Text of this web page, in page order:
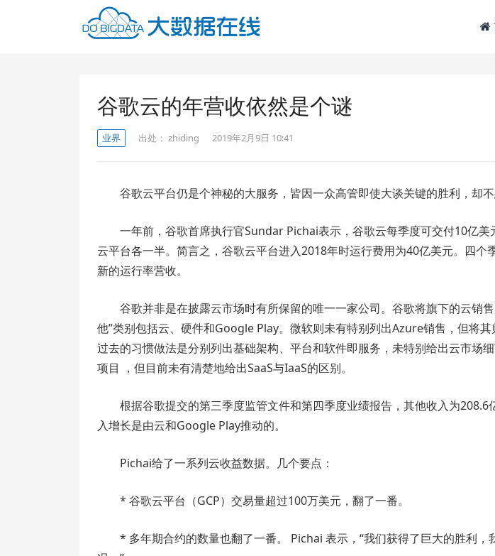
谷歌云的年营收依然是个谜
业界 出处： zhiding 2019年2月9日 10:41
谷歌云平台仍是个神秘的大服务，皆因一众高管即使大谈关键的胜利，却不
一年前，谷歌首席执行官Sundar Pichai表示，谷歌云每季度可交付10亿美
云平台各一半。简言之，谷歌云平台进入2018年时运行费用为40亿美元。四个
新的运行率营收。
谷歌并非是在披露云市场时有所保留的唯一一家公司。谷歌将旗下的云销
他”类别包括云、硬件和Google Play。微软则未有特别列出Azure销售，但将
过去的习惯做法是分别列出基础架构、平台和软件即服务，未特别给出云市场
项目 ，但目前未有清楚地给出SaaS与IaaS的区别。
根据谷歌提交的第三季度监管文件和第四季度业绩报告，其他收入为208.6
入增长是由云和Google Play推动的。
Pichai给了一系列云收益数据。几个要点：
* 谷歌云平台（GCP）交易量超过100万美元，翻了一番。
* 多年期合约的数量也翻了一番。 Pichai 表示，“我们获得了巨大的胜利，